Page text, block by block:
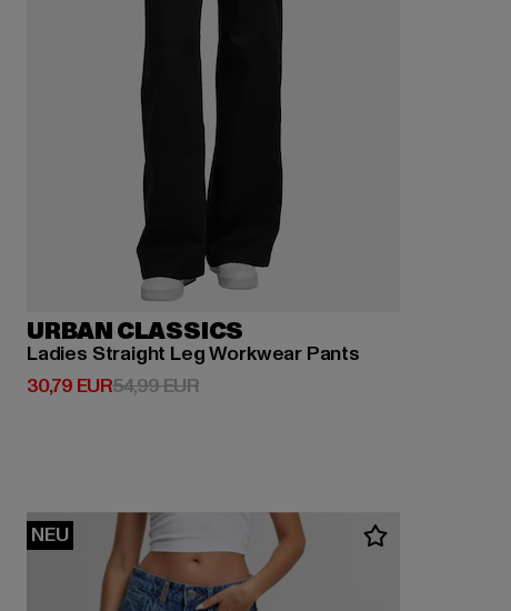
URBAN CLASSICS
Ladies Straight Leg Workwear Pants
30,79 EUR
Derzeitiger Preis: 30,79 EUR
54,99 EURAktionspreis: 54,99 EUR
NEU